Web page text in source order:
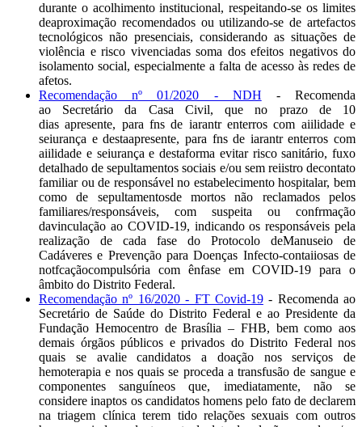
durante o acolhimento institucional, respeitando-se os limites
deaproximação recomendados ou utilizando-se de artefactos
tecnológicos não presenciais, considerando as situações de
violência e risco vivenciadas soma dos efeitos negativos do
isolamento social, especialmente a falta de acesso às redes de
afetos.
Recomendação nº 01/2020 - NDH - Recomenda
ao Secretário da Casa Civil, que no prazo de 10
dias apresente, para fns de iarantr enterros com aiilidade e
seiurança e destaapresente, para fns de iarantr enterros com
aiilidade e seiurança e destaforma evitar risco sanitário, fuxo
detalhado de sepultamentos sociais e/ou sem reiistro decontato
familiar ou de responsável no estabelecimento hospitalar, bem
como de sepultamentosde mortos não reclamados pelos
familiares/responsáveis, com suspeita ou confrmação
davinculação ao COVID-19, indicando os responsáveis pela
realização de cada fase do Protocolo deManuseio de
Cadáveres e Prevenção para Doenças Infecto-contaiiosas de
notfcaçãocompulsória com ênfase em COVID-19 para o
âmbito do Distrito Federal.
Recomendação nº 16/2020 - FT Covid-19- Recomenda ao
Secretário de Saúde do Distrito Federal e ao Presidente da
Fundação Hemocentro de Brasília – FHB, bem como aos
demais órgãos públicos e privados do Distrito Federal nos
quais se avalie candidatos a doação nos serviços de
hemoterapia e nos quais se proceda a transfusão de sangue e
componentes sanguíneos que, imediatamente, não se
considere inaptos os candidatos homens pelo fato de declarem
na triagem clínica terem tido relações sexuais com outros